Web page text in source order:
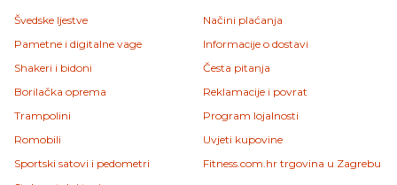
Švedske ljestve
Pametne i digitalne vage
Shakeri i bidoni
Borilačka oprema
Trampolini
Romobili
Sportski satovi i pedometri
Načini plaćanja
Informacije o dostavi
Česta pitanja
Reklamacije i povrat
Program lojalnosti
Uvjeti kupovine
Fitness.com.hr trgovina u Zagrebu